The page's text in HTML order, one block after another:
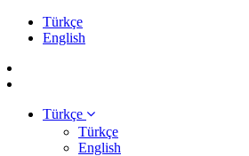
Türkçe
English
Türkçe
Türkçe
English